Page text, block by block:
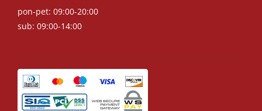
pon-pet: 09:00-20:00
sub: 09:00-14:00